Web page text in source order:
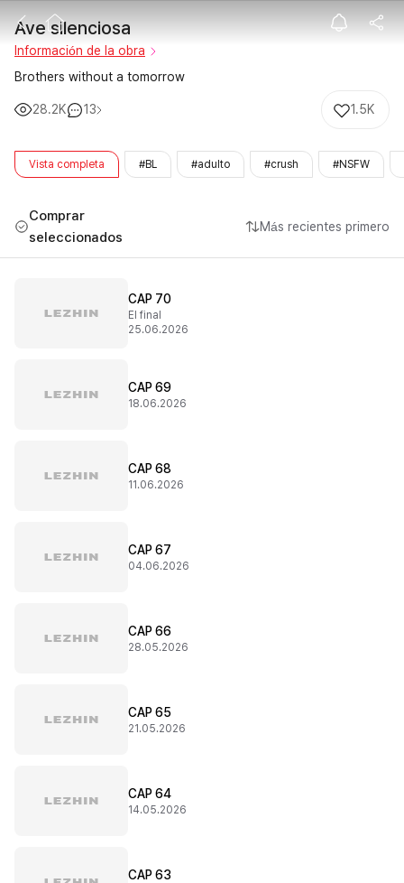
Ave silenciosa
Ave silenciosa
Información de la obra
Brothers without a tomorrow
28.2K 13 1.5K
Vista completa #BL #adulto #crush #NSFW
Comprar
seleccionados
Más recientes primero
CAP 70
El final
25.06.2026
CAP 69
18.06.2026
CAP 68
11.06.2026
CAP 67
04.06.2026
CAP 66
28.05.2026
CAP 65
21.05.2026
CAP 64
14.05.2026
CAP 63